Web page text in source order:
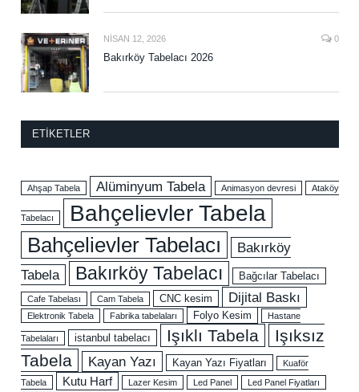
NISAN 12, 2026 0
Bakırköy Tabelacı 2026
ETIKETLER
Ahşap Tabela Alüminyum Tabela Animasyon devresi Ataköy
Tabelacı Bahçelievler Tabela
Bahçelievler Tabelacı
Bakırköy
Tabela
Bakırköy Tabelacı Bağcılar Tabelacı
Cafe Tabelası Cam Tabela CNC kesim Dijital Baskı
Elektronik Tabela Fabrika tabelaları Folyo Kesim Hastane
Tabelaları istanbul tabelacı Işıklı Tabela
Işıksız
Tabela
Kayan Yazı Kayan Yazı Fiyatları
Kuaför
Tabela
Kutu Harf Lazer Kesim Led Panel Led Panel Fiyatları